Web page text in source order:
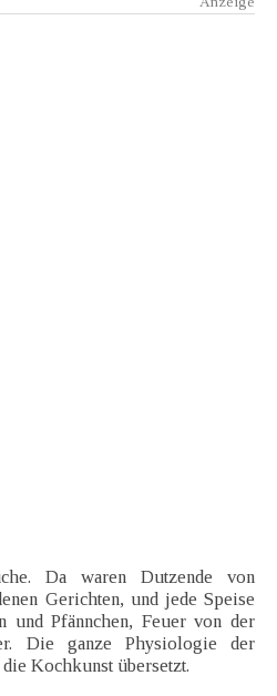
Da waren Dutzende von
Gerichten, und jede Speise
und Pfännchen, Feuer von der
Die ganze Physiologie der
Kochkunst übersetzt.